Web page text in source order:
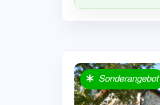
Sonderangebot